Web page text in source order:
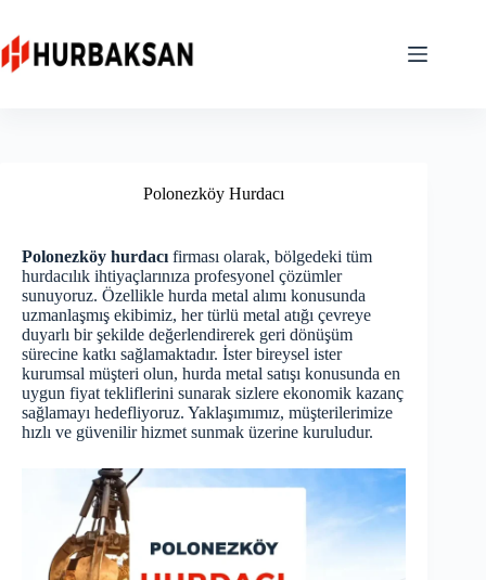
content
Polonezköy Hurdacı
Polonezköy hurdacı firması olarak, bölgedeki tüm
hurdacılık ihtiyaçlarınıza profesyonel çözümler
sunuyoruz. Özellikle hurda metal alımı konusunda
uzmanlaşmış ekibimiz, her türlü metal atığı çevreye
duyarlı bir şekilde değerlendirerek geri dönüşüm
sürecine katkı sağlamaktadır. İster bireysel ister
kurumsal müşteri olun, hurda metal satışı konusunda en
uygun fiyat tekliflerini sunarak sizlere ekonomik kazanç
sağlamayı hedefliyoruz. Yaklaşımımız, müşterilerimize
hızlı ve güvenilir hizmet sunmak üzerine kuruludur.